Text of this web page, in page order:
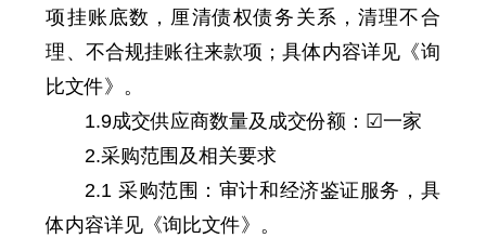
项挂账底数，厘清债权债务关系，清理不合
理、不合规挂账往来款项；具体内容详见《询
比文件》。
1.9成交供应商数量及成交份额：☑一家
2.采购范围及相关要求
2.1 采购范围：审计和经济鉴证服务，具
体内容详见《询比文件》。